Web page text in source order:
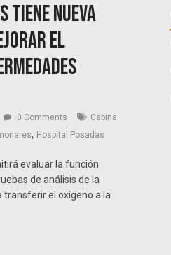
tiene nueva
el
0 Comments
Cabina
, Hospital Posadas
evaluar la función
de análisis de la
transferir el oxígeno a la